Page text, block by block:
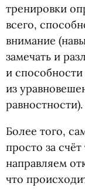
тренировки
всего,
внимание (
замечать и
и
из
равностности).
Более того,
просто за
направляем
что